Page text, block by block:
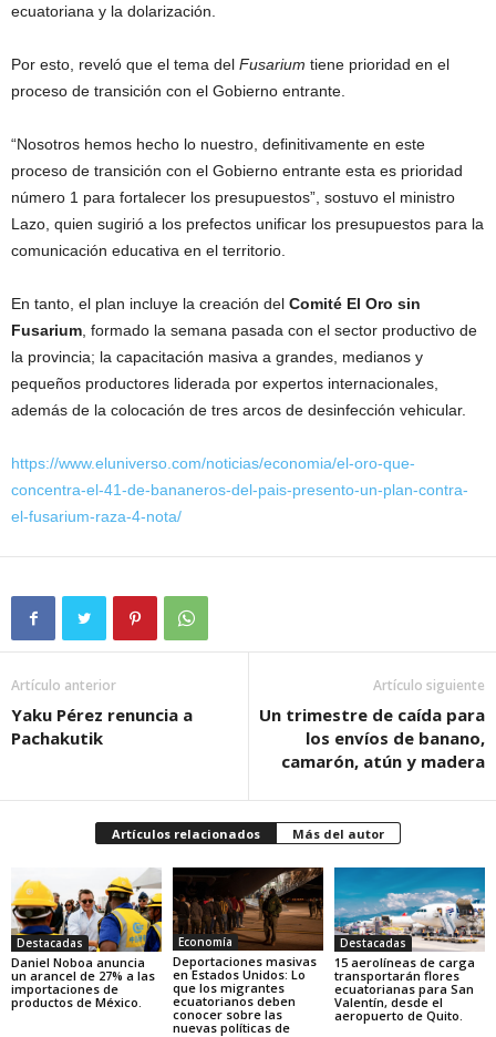
ecuatoriana y la dolarización.
Por esto, reveló que el tema del Fusarium tiene prioridad en el
proceso de transición con el Gobierno entrante.
“Nosotros hemos hecho lo nuestro, definitivamente en este
proceso de transición con el Gobierno entrante esta es prioridad
número 1 para fortalecer los presupuestos”, sostuvo el ministro
Lazo, quien sugirió a los prefectos unificar los presupuestos para la
comunicación educativa en el territorio.
En tanto, el plan incluye la creación del Comité El Oro sin
Fusarium , formado la semana pasada con el sector productivo de
la provincia; la capacitación masiva a grandes, medianos y
pequeños productores liderada por expertos internacionales,
además de la colocación de tres arcos de desinfección vehicular.
https://www.eluniverso.com/noticias/economia/el-oro-que-
concentra-el-41-de-bananeros-del-pais-presento-un-plan-contra-
el-fusarium-raza-4-nota/
Artículo anterior
Yaku Pérez renuncia a
Pachakutik
Artículo siguiente
Un trimestre de caída para
los envíos de banano,
camarón, atún y madera
Artículos relacionados Más del autor
Destacadas
Daniel Noboa anuncia
un arancel de 27% a las
importaciones de
productos de México.
Economía
Deportaciones masivas
en Estados Unidos: Lo
que los migrantes
ecuatorianos deben
conocer sobre las
nuevas políticas de
Destacadas
15 aerolíneas de carga
transportarán flores
ecuatorianas para San
Valentín, desde el
aeropuerto de Quito.